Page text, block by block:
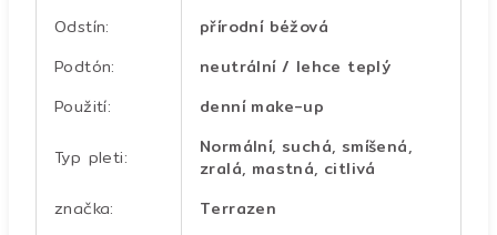
Odstín:
přírodní béžová
Podtón:
neutrální / lehce teplý
Použití: denní make-up
Typ pleti:
Normální, suchá, smíšená,
zralá, mastná, citlivá
značka: Terrazen